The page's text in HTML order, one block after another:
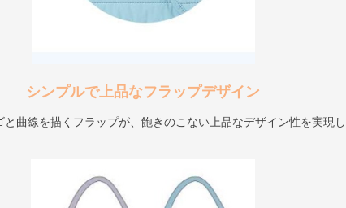
シンプルで上品なフラップデザイン
と曲線を描くフラップが、飽きのこない上品なデザイン性を実現し